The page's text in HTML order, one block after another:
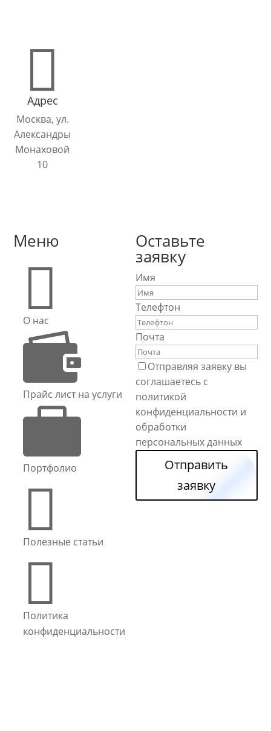

Адрес
Москва, ул.
Александры
Монаховой
10
Меню

О нас

Прайс лист на услуги

Портфолио

Полезные статьи

Политика
конфиденциальности
Оставьте
заявку
Имя
Телефтон
Почта
Отправляя заявку вы
соглашаетесь с
политикой
конфиденциальности и
обработки
персональных данных
Отправить
заявку